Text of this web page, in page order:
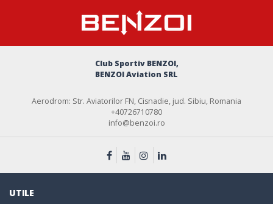
Club Sportiv BENZOI,
BENZOI Aviation SRL
Aerodrom: Str. Aviatorilor FN, Cisnadie, jud. Sibiu, Romania
+40726710780
info@benzoi.ro
UTILE